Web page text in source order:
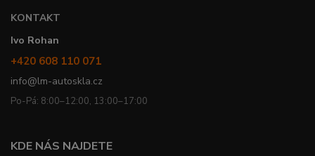
KONTAKT
Ivo Rohan
+420 608 110 071
info@lm-autoskla.cz
Po-Pá: 8:00–12:00, 13:00–17:00
KDE NÁS NAJDETE